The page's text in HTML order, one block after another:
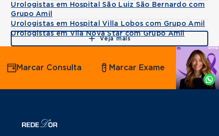
Urologistas em Hospital São Luiz São Bernardo com
Grupo Amil
Urologistas em Hospital Villa Lobos com Grupo Amil
Urologistas em Vila Nova Star com Grupo Amil
Veja mais
Agende
por
Whatsapp
Marcar Consulta Marcar Exame